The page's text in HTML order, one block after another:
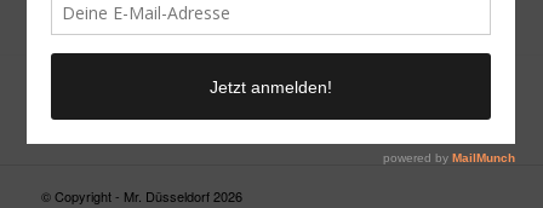
© Copyright - Mr. Düsseldorf 2026